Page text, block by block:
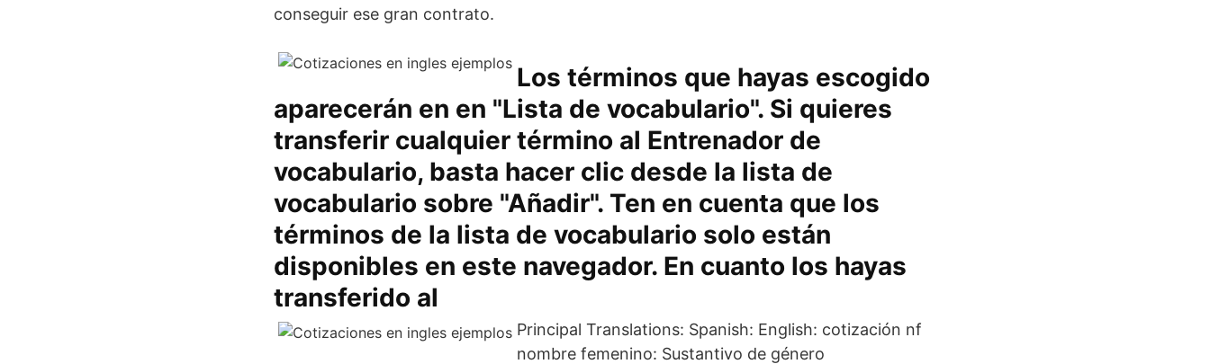
conseguir ese gran contrato.
Los términos que hayas escogido
aparecerán en en "Lista de vocabulario". Si quieres
transferir cualquier término al Entrenador de
vocabulario, basta hacer clic desde la lista de
vocabulario sobre "Añadir". Ten en cuenta que los
términos de la lista de vocabulario solo están
disponibles en este navegador. En cuanto los hayas
transferido al
Principal Translations: Spanish: English: cotización nf
nombre femenino: Sustantivo de género